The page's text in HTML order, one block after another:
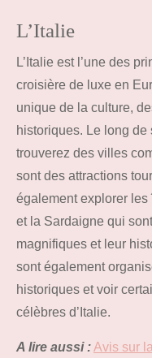
L’Italie
L’Italie est l’une des
croisière de luxe en
unique de la culture,
historiques. Le long
trouverez des villes
sont des attractions
également explorer
et la Sardaigne qui
magnifiques et leur
sont également
historiques et voir
célèbres d’Italie.
A lire aussi :Avis sur